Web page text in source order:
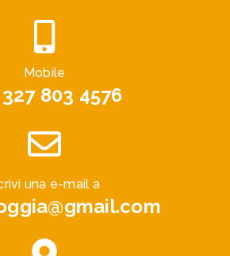
327 803 4576
Mobile
una e-mail a